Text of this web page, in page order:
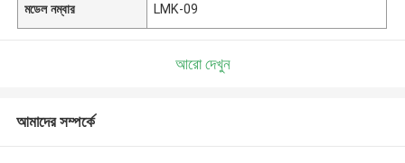
মডেল নম্বার LMK-09
আরো দেখুন
আমাদের সম্পর্কে